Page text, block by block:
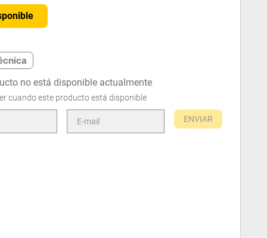
no está disponible actualmente
cuando este producto está disponible
ENVIAR